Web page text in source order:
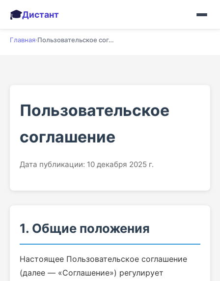
🎓Дистант
Главная› Пользовательское соглашение
Пользовательское
соглашение
Дата публикации: 10 декабря 2025 г.
1. Общие положения
Настоящее Пользовательское соглашение
(далее — «Соглашение») регулирует